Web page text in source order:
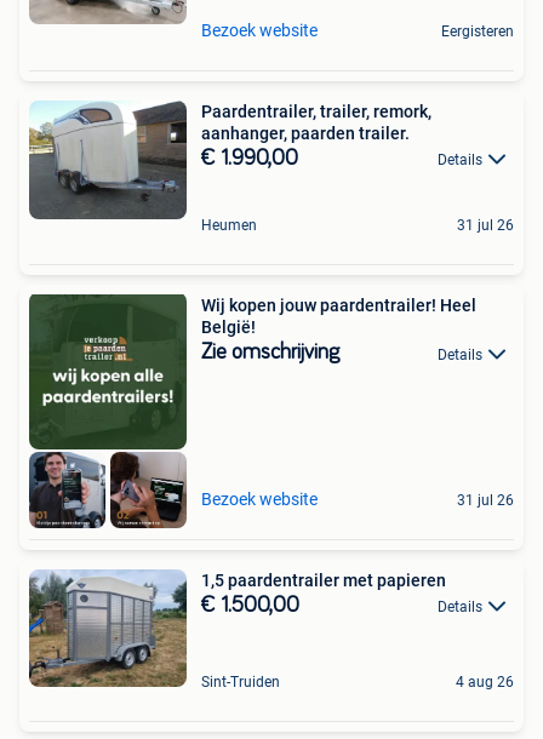
Bezoek website Eergisteren
Paardentrailer, trailer, remork,
aanhanger, paarden trailer.
€ 1.990,00 Details
Heumen 31 jul 26
Wij kopen jouw paardentrailer! Heel
België!
Zie omschrijving Details
Bezoek website 31 jul 26
1,5 paardentrailer met papieren
€ 1.500,00 Details
Sint-Truiden 4 aug 26